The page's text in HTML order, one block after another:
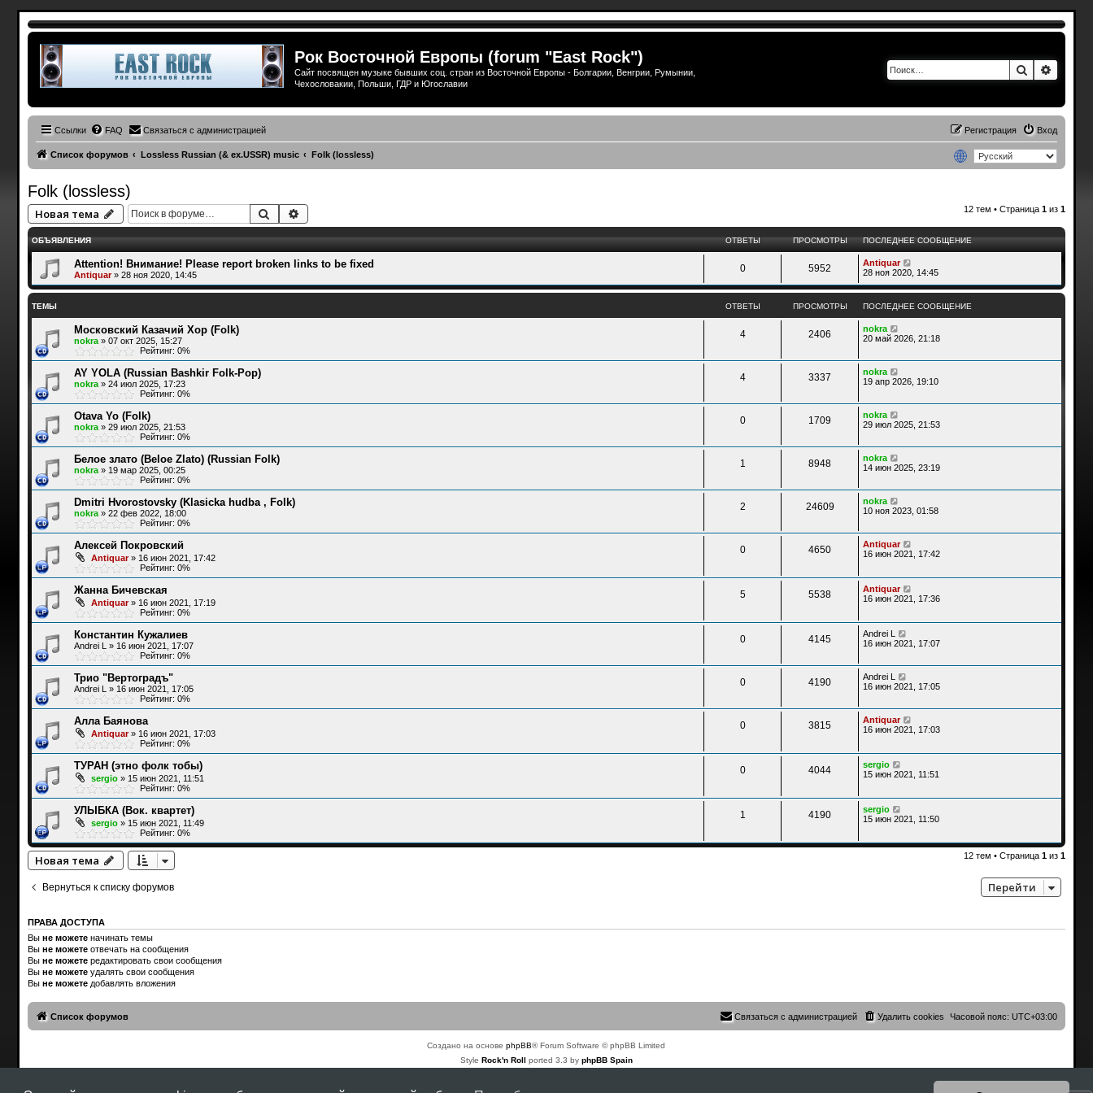
Рок Восточной Европы (forum "East Rock")
Сайт посвящен музыке бывших соц. стран из Восточной Европы - Болгарии, Венгрии, Румынии,
Чехословакии, Польши, ГДР и Югославии
Поиск
Ссылки FAQ Связаться с администрацией Вход
Регистрация
Список форумов Lossless Russian (& ex.USSR) music Folk (lossless)
Folk (lossless)
Новая тема Поиск 12 тем • Страница1 из1
ОБЪЯВЛЕНИЯ ОТВЕТЫ ПРОСМОТРЫ ПОСЛЕДНЕЕ СООБЩЕНИЕ
Attention! Внимание! Please report broken links to be fixed
Antiquar» 28 ноя 2020, 14:45
0 5952
Antiquar
28 ноя 2020, 14:45
ТЕМЫ ОТВЕТЫ ПРОСМОТРЫ ПОСЛЕДНЕЕ СООБЩЕНИЕ
Московский Казачий Хор (Folk)
nokra» 07 окт 2025, 15:27
Рейтинг: 0%
4 2406
nokra
20 май 2026, 21:18
AY YOLA (Russian Bashkir Folk-Pop)
nokra» 24 июл 2025, 17:23
Рейтинг: 0%
4 3337
nokra
19 апр 2026, 19:10
Otava Yo (Folk)
nokra» 29 июл 2025, 21:53
Рейтинг: 0%
0 1709
nokra
29 июл 2025, 21:53
Белое злато (Beloe Zlato) (Russian Folk)
nokra» 19 мар 2025, 00:25
Рейтинг: 0%
1 8948
nokra
14 июн 2025, 23:19
Dmitri Hvorostovsky (Klasicka hudba , Folk)
nokra» 22 фев 2022, 18:00
Рейтинг: 0%
2 24609
nokra
10 ноя 2023, 01:58
Алексей Покровский
Antiquar» 16 июн 2021, 17:42
Рейтинг: 0%
0 4650
Antiquar
16 июн 2021, 17:42
Жанна Бичевская
Antiquar» 16 июн 2021, 17:19
Рейтинг: 0%
5 5538
Antiquar
16 июн 2021, 17:36
Константин Кужалиев
Andrei L » 16 июн 2021, 17:07
Рейтинг: 0%
0 4145
Andrei L
16 июн 2021, 17:07
Трио "Вертоградъ"
Andrei L » 16 июн 2021, 17:05
Рейтинг: 0%
0 4190
Andrei L
16 июн 2021, 17:05
Алла Баянова
Antiquar» 16 июн 2021, 17:03
Рейтинг: 0%
0 3815
Antiquar
16 июн 2021, 17:03
ТУРАН (этно фолк тобы)
sergio» 15 июн 2021, 11:51
Рейтинг: 0%
0 4044
sergio
15 июн 2021, 11:51
УЛЫБКА (Вок. квартет)
sergio» 15 июн 2021, 11:49
Рейтинг: 0%
1 4190
sergio
15 июн 2021, 11:50
Новая тема 12 тем • Страница1 из1
Вернуться к списку форумов Перейти
ПРАВА ДОСТУПА
Вы не можетеначинать темы
Вы не можетеотвечать на сообщения
Вы не можетередактировать свои сообщения
Вы не можетеудалять свои сообщения
Вы не можетедобавлять вложения
Список форумов Часовой пояс:UTC+03:00
Удалить cookies
Связаться с администрацией
Создано на основеphpBB® Forum Software © phpBB Limited
Style Rock'n Roll ported 3.3 by phpBB Spain
Конфиденциальность